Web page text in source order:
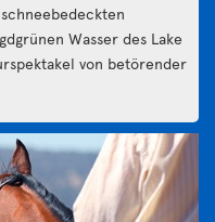
Wasser des Lake
von betörender